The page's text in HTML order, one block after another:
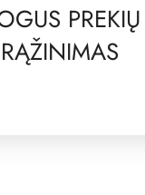
PREKIŲ